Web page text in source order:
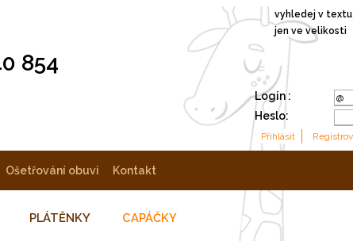
854
vyhledej v textu
jen ve velikosti
Login :
Heslo:
ošetřování obuvi kontakt
PLÁTĚNKY CAPÁČKY